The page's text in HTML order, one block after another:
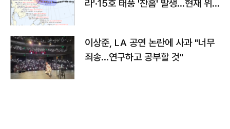
라'·15호 태풍 '찬홈' 발생…현재 위
이상준, LA 공연 논란에 사과 "너무
죄송…연구하고 공부할 것"